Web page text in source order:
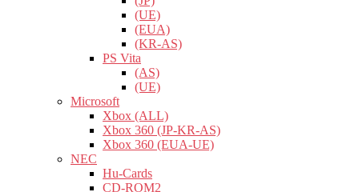
(UE)
(EUA)
(KR-AS)
PS Vita
(AS)
(UE)
Microsoft
Xbox (ALL)
Xbox 360 (JP-KR-AS)
Xbox 360 (EUA-UE)
NEC
Hu-Cards
CD-ROM2